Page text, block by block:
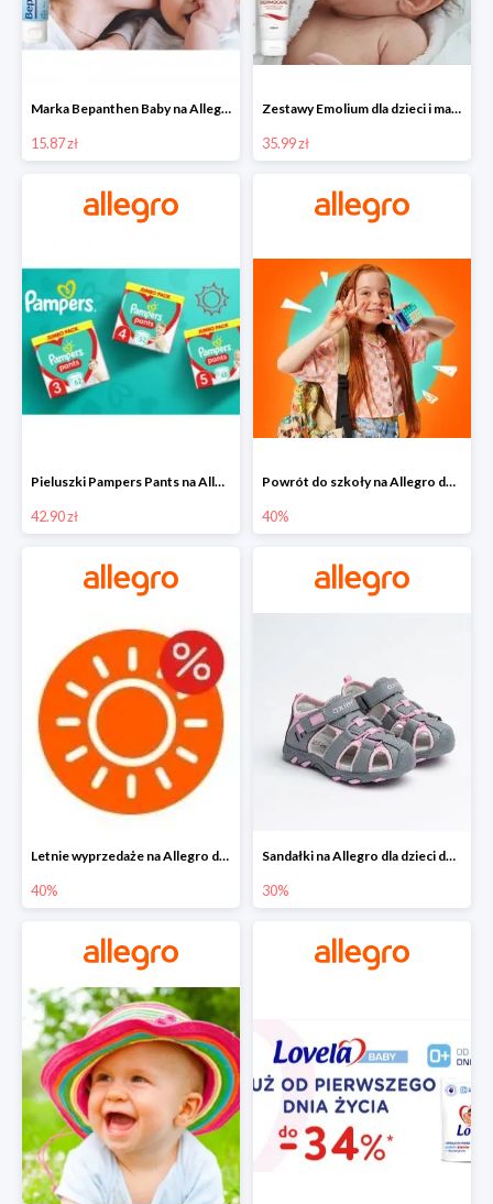
Marka Bepanthen Baby na Allegro od 15,87 zł!
15.87 zł
Zestawy Emolium dla dzieci i mam na Allegro od 35,99 zł
35.99 zł
Pieluszki Pampers Pants na Allegro od 42,90 zł
42.90 zł
Powrót do szkoły na Allegro do -40%
40%
Letnie wyprzedaże na Allegro do -40%
40%
Sandałki na Allegro dla dzieci do -30%
30%